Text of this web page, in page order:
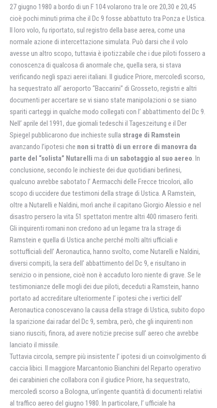
27 giugno 1980 a bordo di un F 104 volarono tra le ore 20,30 e 20,45
cioè pochi minuti prima che il Dc 9 fosse abbattuto tra Ponza e Ustica.
Il loro volo, fu riportato, sul registro della base aerea, come una
normale azione di intercettazione simulata. Può darsi che il volo
avesse un altro scopo, tuttavia è ipotizzabile che i due piloti fossero a
conoscenza di qualcosa di anormale che, quella sera, si stava
verificando negli spazi aerei italiani. Il giudice Priore, mercoledì scorso,
ha sequestrato all’ aeroporto “Baccarini” di Grosseto, registri e altri
documenti per accertare se vi siano state manipolazioni o se siano
spariti carteggi in qualche modo collegati con l’ abbattimento del Dc 9.
Nell’ aprile del 1991, due giornali tedeschi il Tageszeitung e il Der
Spiegel pubblicarono due inchieste sulla strage di Ramstein
avanzando l’ipotesi che non si trattò di un errore di manovra da
parte del “solista” Nutarelli ma di un sabotaggio al suo aereo. In
conclusione, secondo le inchieste dei due quotidiani berlinesi,
qualcuno avrebbe sabotato l’ Aermacchi delle Frecce tricolori, allo
scopo di uccidere due testimoni della strage di Ustica. A Ramstein,
oltre a Nutarelli e Naldini, morì anche il capitano Giorgio Alessio e nel
disastro persero la vita 51 spettatori mentre altri 400 rimasero feriti.
Gli inquirenti romani non credono ad un legame tra la strage di
Ramstein e quella di Ustica anche perché molti altri ufficiali e
sottufficiali dell’ Aeronautica, hanno svolto, come Nutarelli e Naldini,
diversi compiti, la sera dell’ abbattimento del Dc 9, e risultano in
servizio o in pensione, cioè non è accaduto loro niente di grave. Se le
testimonianze delle mogli dei due piloti, deceduti a Ramstein, hanno
portato ad accreditare ulteriormente l’ ipotesi che i vertici dell’
Aeronautica conoscevano la causa della strage di Ustica, subito dopo
la sparizione dai radar del Dc 9, sembra, però, che gli inquirenti non
siano riusciti, finora, ad avere notizie precise sull’ aereo che avrebbe
lanciato il missile.
Tuttavia circola, sempre più insistente l’ ipotesi di un coinvolgimento di
caccia libici. Il maggiore Marcantonio Bianchini del Reparto operativo
dei carabinieri che collabora con il giudice Priore, ha sequestrato,
mercoledì scorso a Bologna, un’ingente quantità di documenti relativi
al traffico aereo del giugno 1980. In particolare, l’ ufficiale ha